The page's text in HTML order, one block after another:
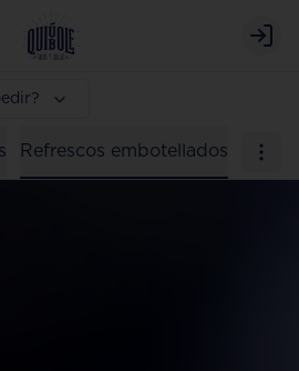
Refrescos embotellados